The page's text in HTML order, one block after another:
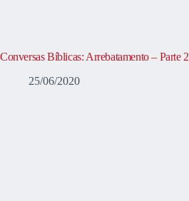
Conversas Bíblicas: Arrebatamento – Parte 2
25/06/2020